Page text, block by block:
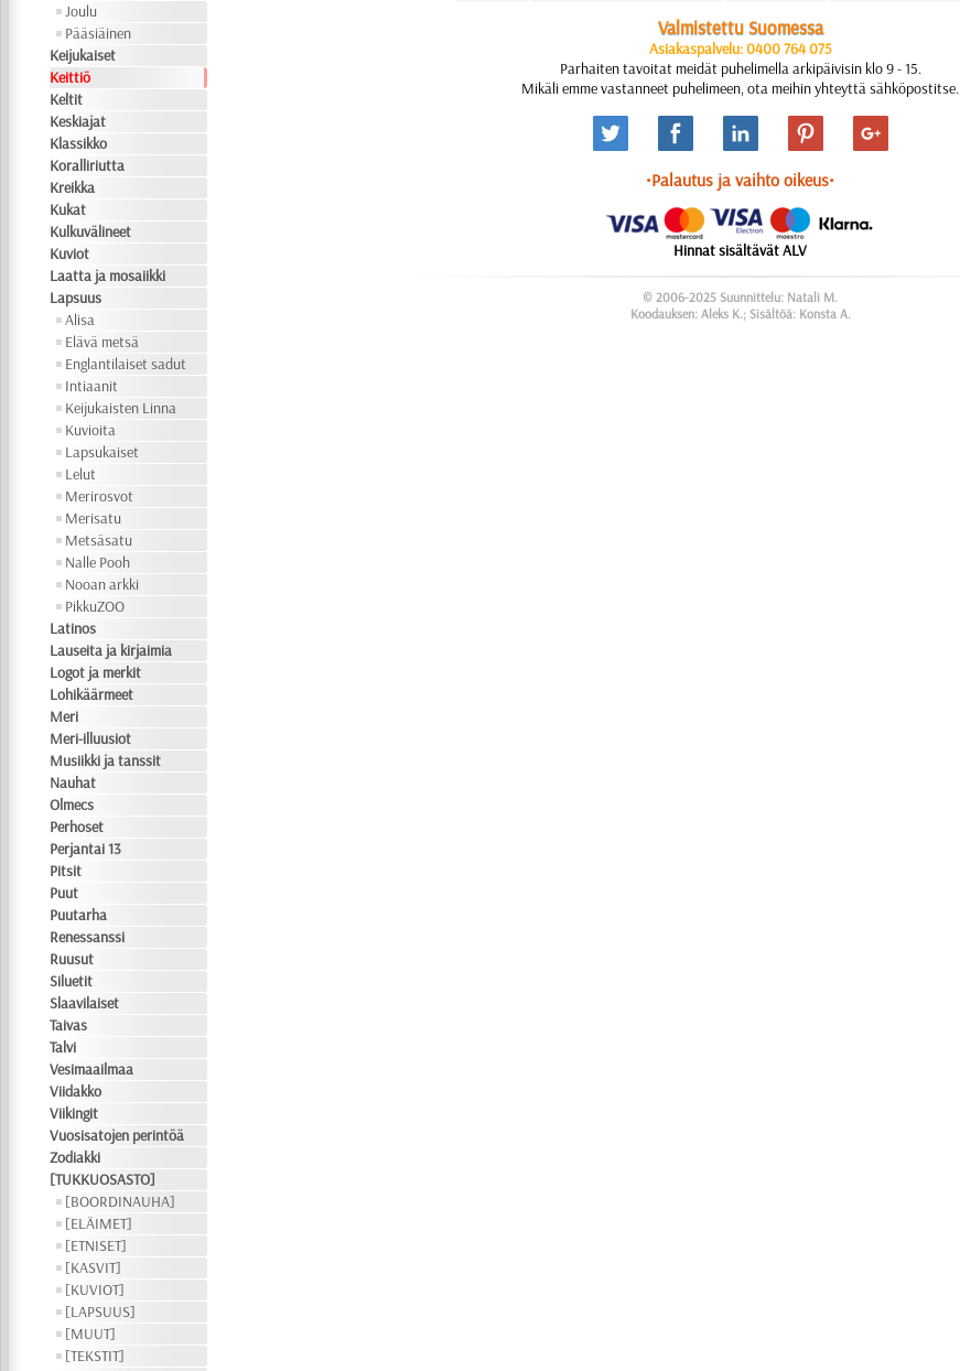
Joulu
Pääsiäinen
Keijukaiset
Keittiö
Keltit
Keskiajat
Klassikko
Koralliriutta
Kreikka
Kukat
Kulkuvälineet
Kuviot
Laatta ja mosaiikki
Lapsuus
Alisa
Elävä metsä
Englantilaiset sadut
Intiaanit
Keijukaisten Linna
Kuvioita
Lapsukaiset
Lelut
Merirosvot
Merisatu
Metsäsatu
Nalle Pooh
Nooan arkki
PikkuZOO
Latinos
Lauseita ja kirjaimia
Logot ja merkit
Lohikäärmeet
Meri
Meri-illuusiot
Musiikki ja tanssit
Nauhat
Olmecs
Perhoset
Perjantai 13
Pitsit
Puut
Puutarha
Renessanssi
Ruusut
Siluetit
Slaavilaiset
Taivas
Talvi
Vesimaailmaa
Viidakko
Viikingit
Vuosisatojen perintöä
Zodiakki
[TUKKUOSASTO]
[BOORDINAUHA]
[ELÄIMET]
[ETNISET]
[KASVIT]
[KUVIOT]
[LAPSUUS]
[MUUT]
[TEKSTIT]
Valmistettu Suomessa
Asiakaspalvelu: 0400 764 075
Parhaiten tavoitat meidät puhelimella arkipäivisin klo 9 - 15.
Mikäli emme vastanneet puhelimeen, ota meihin yhteyttä sähköpostitse.
•Palautus ja vaihto oikeus•
Hinnat sisältävät ALV
© 2006-2025 Suunnittelu: Natali M.
Koodauksen: Aleks K.; Sisältöä: Konsta A.